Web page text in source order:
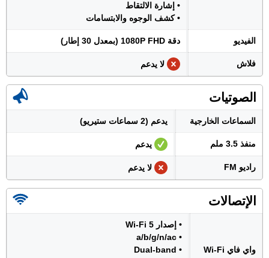
• إشارة الالتقاط
• كشف الوجوه والابتسامات
الفيديو دقة 1080P FHD (بمعدل 30 إطار)
فلاش لا يدعم
الصوتيات
السماعات الخارجية يدعم (2 سماعات ستيريو)
منفذ 3.5 ملم يدعم
راديو FM لا يدعم
الإتصالات
واي فاي Wi-Fi
• إصدار Wi-Fi 5
• a/b/g/n/ac
• Dual-band